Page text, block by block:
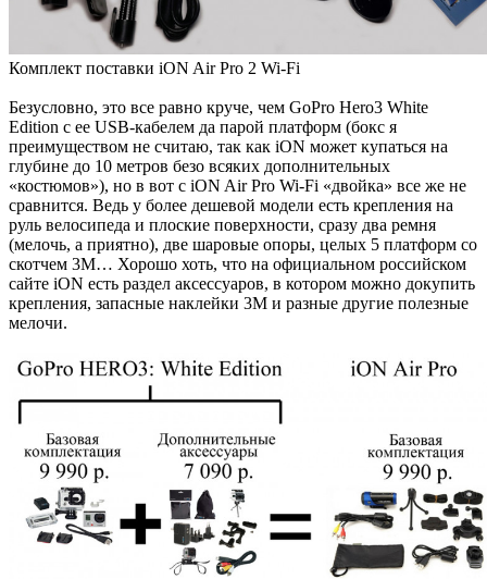
Комплект поставки iON Air Pro 2 Wi-Fi
Безусловно, это все равно круче, чем GoPro Hero3 White
Edition с ее USB-кабелем да парой платформ (бокс я
преимуществом не считаю, так как iON может купаться на
глубине до 10 метров безо всяких дополнительных
«костюмов»), но в вот с iON Air Pro Wi-Fi «двойка» все же не
сравнится. Ведь у более дешевой модели есть крепления на
руль велосипеда и плоские поверхности, сразу два ремня
(мелочь, а приятно), две шаровые опоры, целых 5 платформ со
скотчем 3М… Хорошо хоть, что на официальном российском
сайте iON есть раздел аксессуаров, в котором можно докупить
крепления, запасные наклейки 3М и разные другие полезные
мелочи.